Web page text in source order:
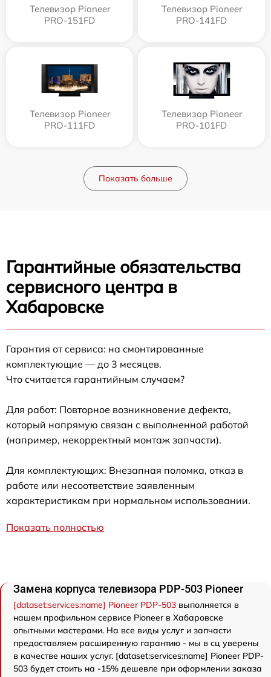
Телевизор Pioneer
PRO-151FD
Телевизор Pioneer
PRO-141FD
Телевизор Pioneer
PRO-111FD
Телевизор Pioneer
PRO-101FD
Показать больше
Гарантийные обязательства
сервисного центра в
Хабаровске
Гарантия от сервиса: на смонтированные
комплектующие — до 3 месяцев.
Что считается гарантийным случаем?
Для работ: Повторное возникновение дефекта,
который напрямую связан с выполненной работой
(например, некорректный монтаж запчасти).
Для комплектующих: Внезапная поломка, отказ в
работе или несоответствие заявленным
характеристикам при нормальном использовании.
Показать полностью
Замена корпуса телевизора PDP-503 Pioneer
[dataset:services:name] Pioneer PDP-503 выполняется в
нашем профильном сервисе Pioneer в Хабаровске
опытными мастерами. На все виды услуг и запчасти
предоставляем расширенную гарантию - мы в сц уверены
в качестве наших услуг. [dataset:services:name] Pioneer PDP-
503 будет стоить на -15% дешевле при оформлении заказа